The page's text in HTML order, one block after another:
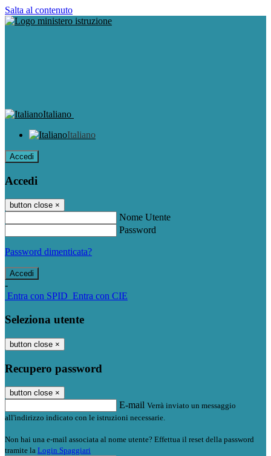
Salta al contenuto
Italiano
Italiano
Accedi
Accedi
button close ×
Nome Utente
Password
Password dimenticata?
-
Entra con SPID Entra con CIE
Seleziona utente
button close ×
Recupero password
button close ×
E-mail Verrà inviato un messaggio
all'indirizzo indicato con le istruzioni necessarie.
Non hai una e-mail associata al nome utente? Effettua il reset della password
tramite la Login Spaggiari